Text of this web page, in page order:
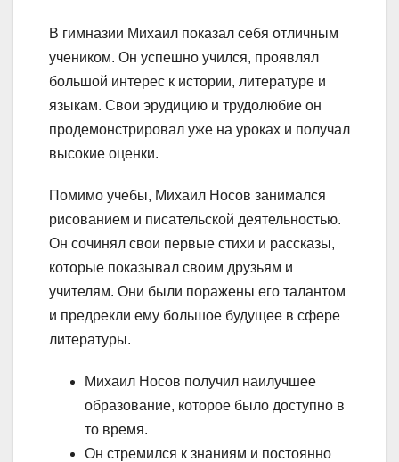
В гимназии Михаил показал себя отличным
учеником. Он успешно учился, проявлял
большой интерес к истории, литературе и
языкам. Свои эрудицию и трудолюбие он
продемонстрировал уже на уроках и получал
высокие оценки.
Помимо учебы, Михаил Носов занимался
рисованием и писательской деятельностью.
Он сочинял свои первые стихи и рассказы,
которые показывал своим друзьям и
учителям. Они были поражены его талантом
и предрекли ему большое будущее в сфере
литературы.
Михаил Носов получил наилучшее
образование, которое было доступно в
то время.
Он стремился к знаниям и постоянно